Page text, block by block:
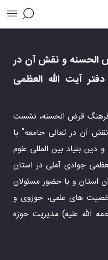
اسراء
الحسنه و نقش آن در
آیت الله العظمی
ترویج فرهنگ قرض الحسنه، نشست
آن در تعالی جامعه" با
بنیاد بین المللی علوم
جوادی آملی در استان
استان و با حضور مسئولان
های علمی، حوزوی و
الله علیه) مدیریت حوزه